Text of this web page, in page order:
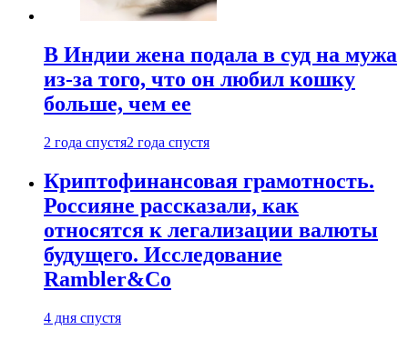
В Индии жена подала в суд на мужа
из-за того, что он любил кошку
больше, чем ее
2 года спустя2 года спустя
Криптофинансовая грамотность.
Россияне рассказали, как
относятся к легализации валюты
будущего. Исследование
Rambler&Co
4 дня спустя